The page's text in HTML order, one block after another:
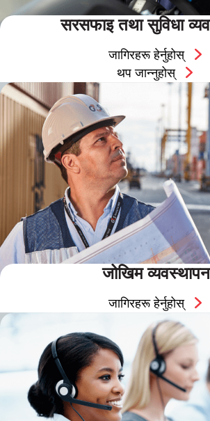
सरसफाइ तथा सुविधा
जागिरहरू हेर्नुहोस्
थप जान्नुहोस्
जोखिम व्यवस्थापन
जागिरहरू हेर्नुहोस्